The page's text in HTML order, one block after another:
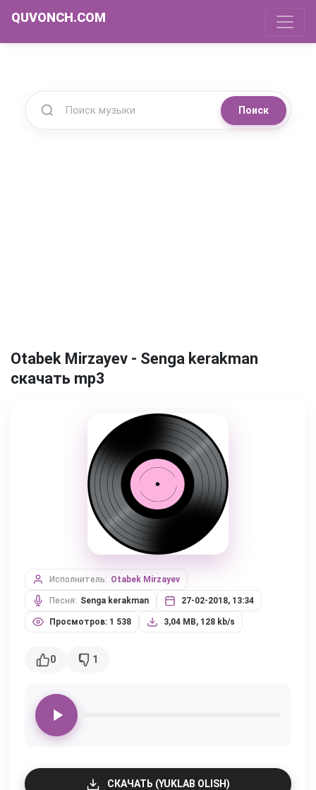
QUVONCH.COM
Поиск
Otabek Mirzayev - Senga kerakman
скачать mp3
Исполнитель: Otabek Mirzayev
Песня: Senga kerakman 27-02-2018, 13:34
Просмотров: 1 538 3,04 MB, 128 kb/s
0 1
СКАЧАТЬ (YUKLAB OLISH)